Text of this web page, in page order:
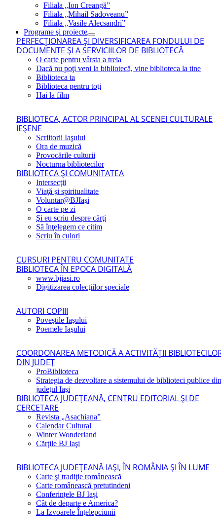
Filiala „Ion Creangă”
Filiala „Mihail Sadoveanu”
Filiala „Vasile Alecsandri”
Programe şi proiecte
PERFECŢIONAREA ŞI DIVERSIFICAREA FONDULUI DE
DOCUMENTE ŞI A SERVICIILOR DE BIBLIOTECĂ
O carte pentru vârsta a treia
Dacă nu poţi veni la bibliotecă, vine biblioteca la tine
Biblioteca ta
Biblioteca pentru toţi
Hai la film
BIBLIOTECA, ACTOR PRINCIPAL AL SCENEI CULTURALE
IEŞENE
Scriitorii Iaşului
Ora de muzică
Provocările culturii
Nocturna bibliotecilor
BIBLIOTECA ŞI COMUNITATEA
Intersecţii
Viaţă şi spiritualitate
Voluntar@BJIaşi
O carte pe zi
Şi eu scriu despre cărţi
Să înţelegem ce citim
Scriu în culori
CURSURI PENTRU COMUNITATE
BIBLIOTECA ÎN EPOCA DIGITALĂ
www.bjiasi.ro
Digitizarea colecţiilor speciale
AUTORI COPIII
Poveştile Iaşului
Poemele Iaşului
COORDONAREA METODICĂ A ACTIVITĂŢII
DIN JUDEŢ
ProBiblioteca
Strategia de dezvoltare a sistemului de biblioteci publice din
judeţul Iaşi
BIBLIOTECA JUDEŢEANĂ, CENTRU EDITORIAL ŞI DE
CERCETARE
Revista „Asachiana”
Calendar Cultural
Winter Wonderland
Cărţile BJ Iaşi
BIBLIOTECA JUDEŢEANĂ IAŞI, ÎN ROMÂNIA ŞI ÎN LUME
Carte şi tradiţie românească
Carte românească pretutindeni
Conferințele BJ Iași
Cât de departe e America?
La Izvoarele Înţelepciunii